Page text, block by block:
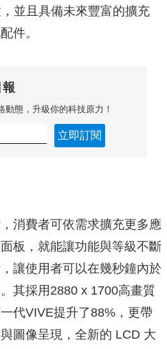
並且具備未來豐富的擴充
件。
態，升級你的科技原力！
立即訂閱
消費者可依需求擴充更多應
板，就能讓功能與等級不斷
讓使用者可以在幾秒鐘內於
其採用2880 x 1700高畫質
代VIVE提升了88%，更帶
圖像呈現，全新的 LCD 大